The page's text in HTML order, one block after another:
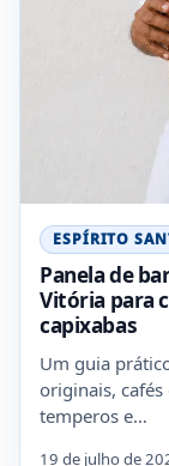
ESPÍRITO
Panela de
Vitória para
capixabas
Um guia
originais, cafés
temperos e…
19 de julho de